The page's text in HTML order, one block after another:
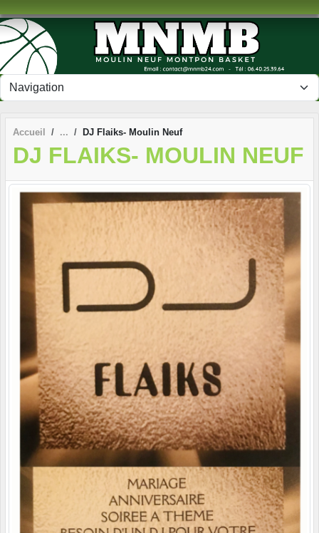
Accueil DJ Flaiks- Moulin Neuf
DJ FLAIKS- MOULIN NEUF